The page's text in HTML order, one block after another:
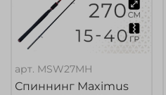
арт. MSW27MH
Спиннинг Maximus